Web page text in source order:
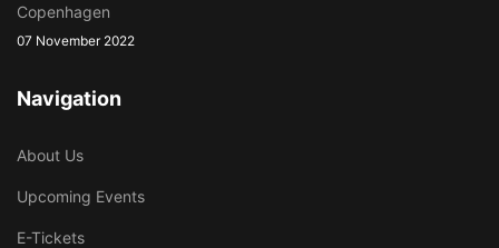
Copenhagen
07 November 2022
Navigation
About Us
Upcoming Events
E-Tickets